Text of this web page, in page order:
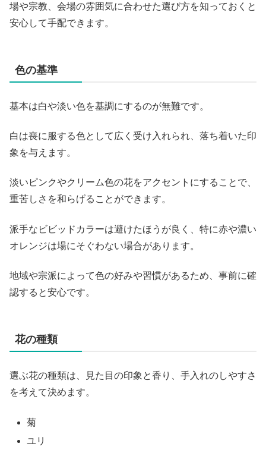
場や宗教、会場の雰囲気に合わせた選び方を知っておくと
安心して手配できます。
色の基準
基本は白や淡い色を基調にするのが無難です。
白は喪に服する色として広く受け入れられ、落ち着いた印
象を与えます。
淡いピンクやクリーム色の花をアクセントにすることで、
重苦しさを和らげることができます。
派手なビビッドカラーは避けたほうが良く、特に赤や濃い
オレンジは場にそぐわない場合があります。
地域や宗派によって色の好みや習慣があるため、事前に確
認すると安心です。
花の種類
選ぶ花の種類は、見た目の印象と香り、手入れのしやすさ
を考えて決めます。
菊
ユリ